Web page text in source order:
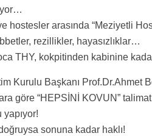
hostesler arasında “Meziyetli
rezillikler, hayasızlıklar…
THY, kokpitinden kabinine
Kurulu Başkanı Prof.Dr.Ahmet
göre “HEPSİNİ KOVUN”
yapıyor!
sonuna kadar haklı!